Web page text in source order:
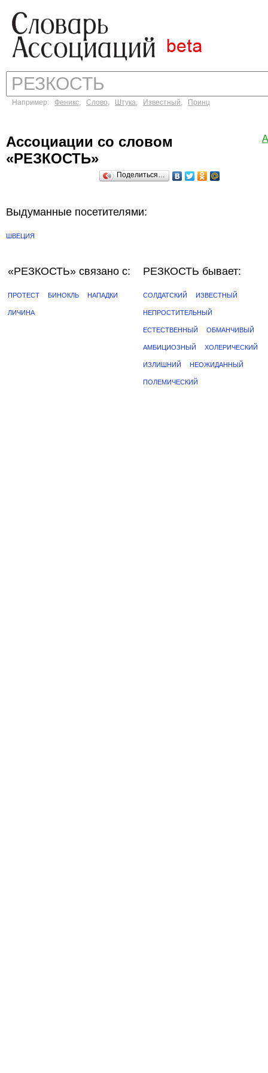
Например: Феникс, Слово, Штука, Известный, Принц
Ассоциации со словом
«РЕЗКОСТЬ»
Поделиться…
Выдуманные посетителями:
ШВЕЦИЯ
«РЕЗКОСТЬ» связано с:
ПРОТЕСТ БИНОКЛЬ НАПАДКИ
ЛИЧИНА
РЕЗКОСТЬ бывает:
СОЛДАТСКИЙ ИЗВЕСТНЫЙ
НЕПРОСТИТЕЛЬНЫЙ
ЕСТЕСТВЕННЫЙ ОБМАНЧИВЫЙ
АМБИЦИОЗНЫЙ ХОЛЕРИЧЕСКИЙ
ИЗЛИШНИЙ НЕОЖИДАННЫЙ
ПОЛЕМИЧЕСКИЙ